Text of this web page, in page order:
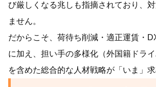
び厳しくなる兆しも指摘されており、
ません。
だからこそ、荷待ち削減・適正運賃・
に加え、担い手の多様化（外国籍ドライ
を含めた総合的な人材戦略が「いま」求